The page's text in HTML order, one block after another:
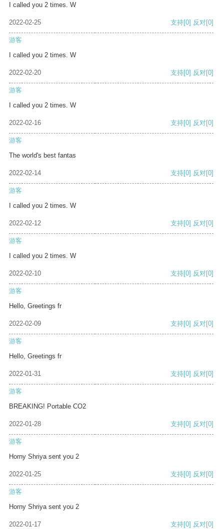
I called you 2 times. W
2022-02-25 支持[0] 反对[0]
游客
I called you 2 times. W
2022-02-20 支持[0] 反对[0]
游客
I called you 2 times. W
2022-02-16 支持[0] 反对[0]
游客
The world's best fantas
2022-02-14 支持[0] 反对[0]
游客
I called you 2 times. W
2022-02-12 支持[0] 反对[0]
游客
I called you 2 times. W
2022-02-10 支持[0] 反对[0]
游客
Hello, Greetings fr
2022-02-09 支持[0] 反对[0]
游客
Hello, Greetings fr
2022-01-31 支持[0] 反对[0]
游客
BREAKING! Portable CO2
2022-01-28 支持[0] 反对[0]
游客
Horny Shriya sent you 2
2022-01-25 支持[0] 反对[0]
游客
Horny Shriya sent you 2
2022-01-17 支持[0] 反对[0]